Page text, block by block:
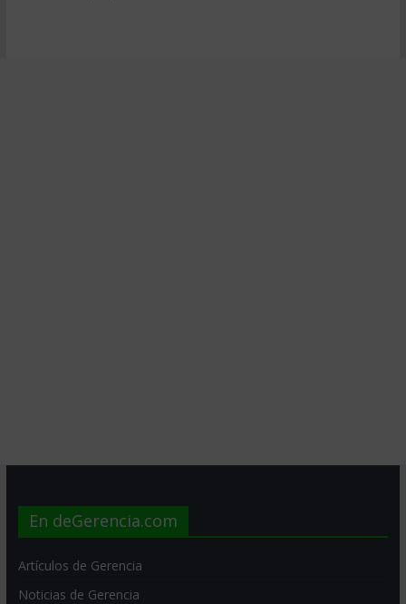
En deGerencia.com
Artículos de Gerencia
Noticias de Gerencia